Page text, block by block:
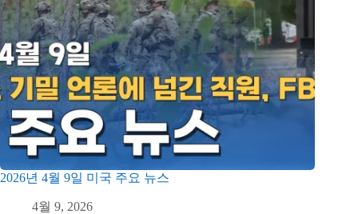
2026년 4월 9일 미국 주요 뉴스
4월 9, 2026